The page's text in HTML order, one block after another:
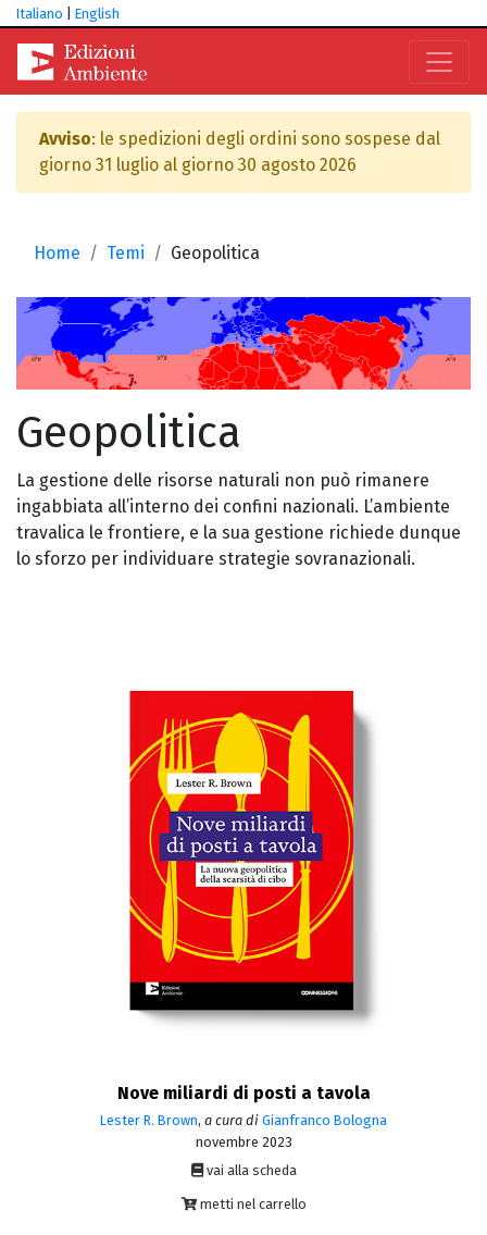
Italiano English
Avviso: le spedizioni degli ordini sono sospese dal
giorno 31 luglio al giorno 30 agosto 2026
Home Temi Geopolitica
Geopolitica
La gestione delle risorse naturali non può rimanere
ingabbiata all’interno dei confini nazionali. L’ambiente
travalica le frontiere, e la sua gestione richiede dunque
lo sforzo per individuare strategie sovranazionali.
Nove miliardi di posti a tavola
Lester R. Brown, a cura di Gianfranco Bologna
novembre 2023
vai alla scheda
metti nel carrello